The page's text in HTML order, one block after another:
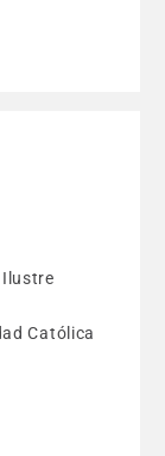
Católica